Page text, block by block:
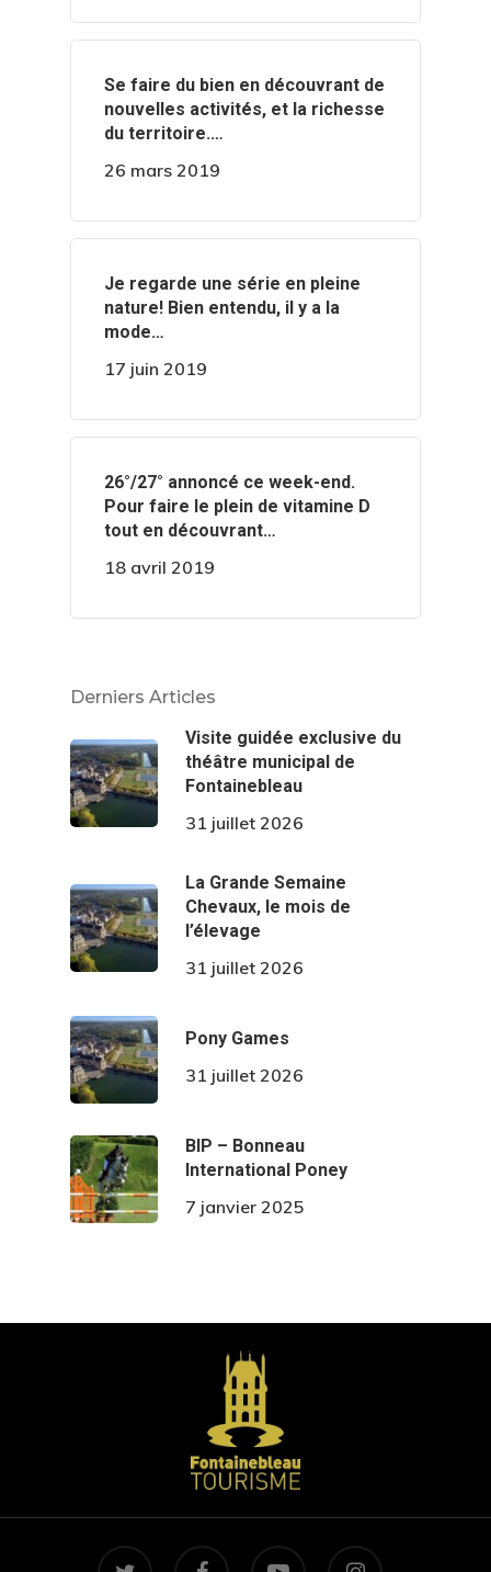
‍️Se faire du bien en découvrant de
nouvelles activités, et la richesse
du territoire.…
26 mars 2019
‍️Je regarde une série en pleine
nature! Bien entendu, il y a la
mode…
17 juin 2019
️️26°/27° annoncé ce week-end.
Pour faire le plein de vitamine D
tout en découvrant…
18 avril 2019
Derniers Articles
Visite guidée exclusive du
théâtre municipal de
Fontainebleau
31 juillet 2026
La Grande Semaine
Chevaux, le mois de
l’élevage
31 juillet 2026
Pony Games
31 juillet 2026
BIP – Bonneau
International Poney
7 janvier 2025
twitter facebook youtube instagram